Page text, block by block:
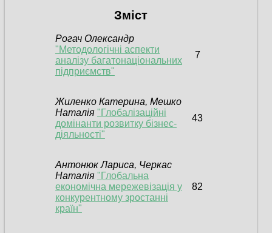
Зміст
Рогач Олександр
"Методологічні аспекти
аналізу багатонаціональних
підприємств"
7
Жиленко Катерина, Мешко
Наталія "Глобалізаційні
домінанти розвитку бізнес-
діяльності"
43
Антонюк Лариса, Черкас
Наталія "Глобальна
економічна мережевізація у
конкурентному зростанні
країн"
82